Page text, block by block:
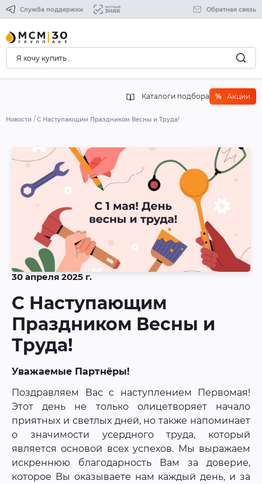
Служба поддержки Обратная связь
Каталоги подбора % Акции
Новости С Наступающим Праздником Весны и Труда!
30 апреля 2025 г.
С Наступающим
Праздником Весны и
Труда!
Уважаемые Партнёры!
Поздравляем Вас с наступлением Первомая!
Этот день не только олицетворяет начало
приятных и светлых дней, но также напоминает
о значимости усердного труда, который
является основой всех успехов. Мы выражаем
искреннюю благодарность Вам за доверие,
которое Вы оказываете нам каждый день, и за